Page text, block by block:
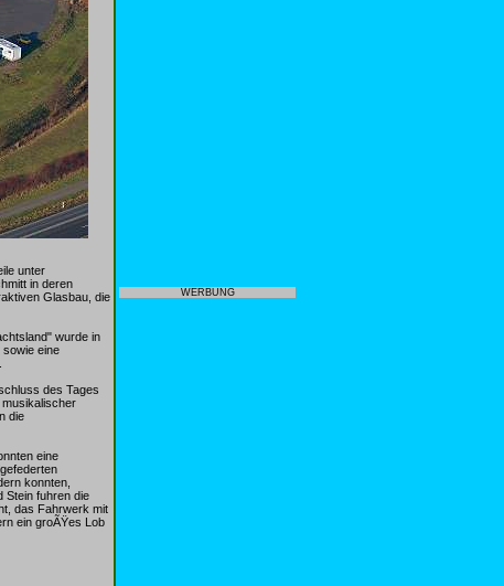
unter
in deren
Glasbau, die
wurde in
eine
des Tages
die
eine
konnten,
Stein fuhren die
das Fahrwerk mit
ein groÃŸes Lob
WERBUNG